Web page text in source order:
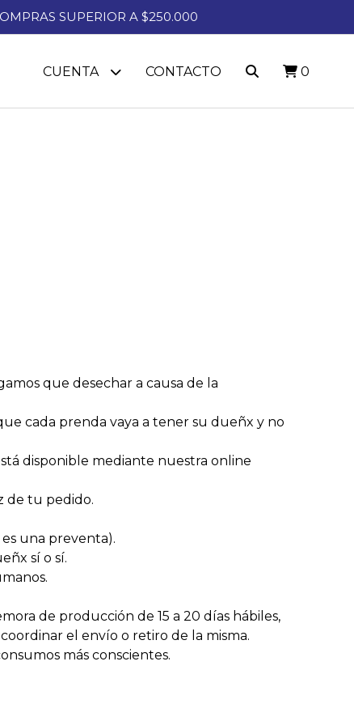
SUPERIOR A $250.000
CUENTA CONTACTO 0
que desechar a causa de la
cada prenda vaya a tener su dueñx y no
disponible mediante nuestra online
de tu pedido.
es una preventa).
sí o sí.
de producción de 15 a 20 días hábiles,
el envío o retiro de la misma.
más conscientes.